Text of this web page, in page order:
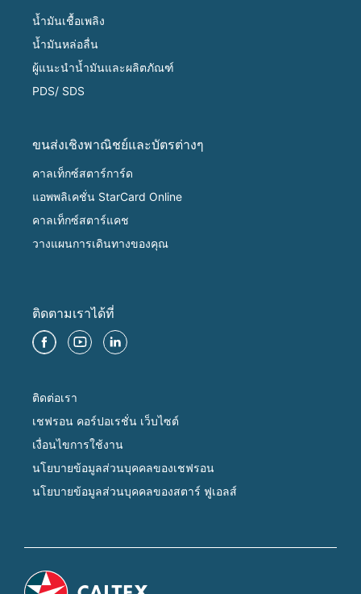
น้ำมันเชื้อเพลิง
น้ำมันหล่อลื่น
ผู้แนะนำน้ำมันและผลิตภัณฑ์
PDS/ SDS
ขนส่งเชิงพาณิชย์และบัตรต่างๆ
คาลเท็กซ์สตาร์การ์ด
แอพพลิเคชั่น StarCard Online
คาลเท็กซ์สตาร์แคช
วางแผนการเดินทางของคุณ
ติดตามเราได้ที่
ติดต่อเรา
เชฟรอน คอร์ปอเรชั่น เว็บไซต์
เงื่อนไขการใช้งาน
นโยบายข้อมูลส่วนบุคคลของเชฟรอน
นโยบายข้อมูลส่วนบุคคลของสตาร์ ฟูเอลส์